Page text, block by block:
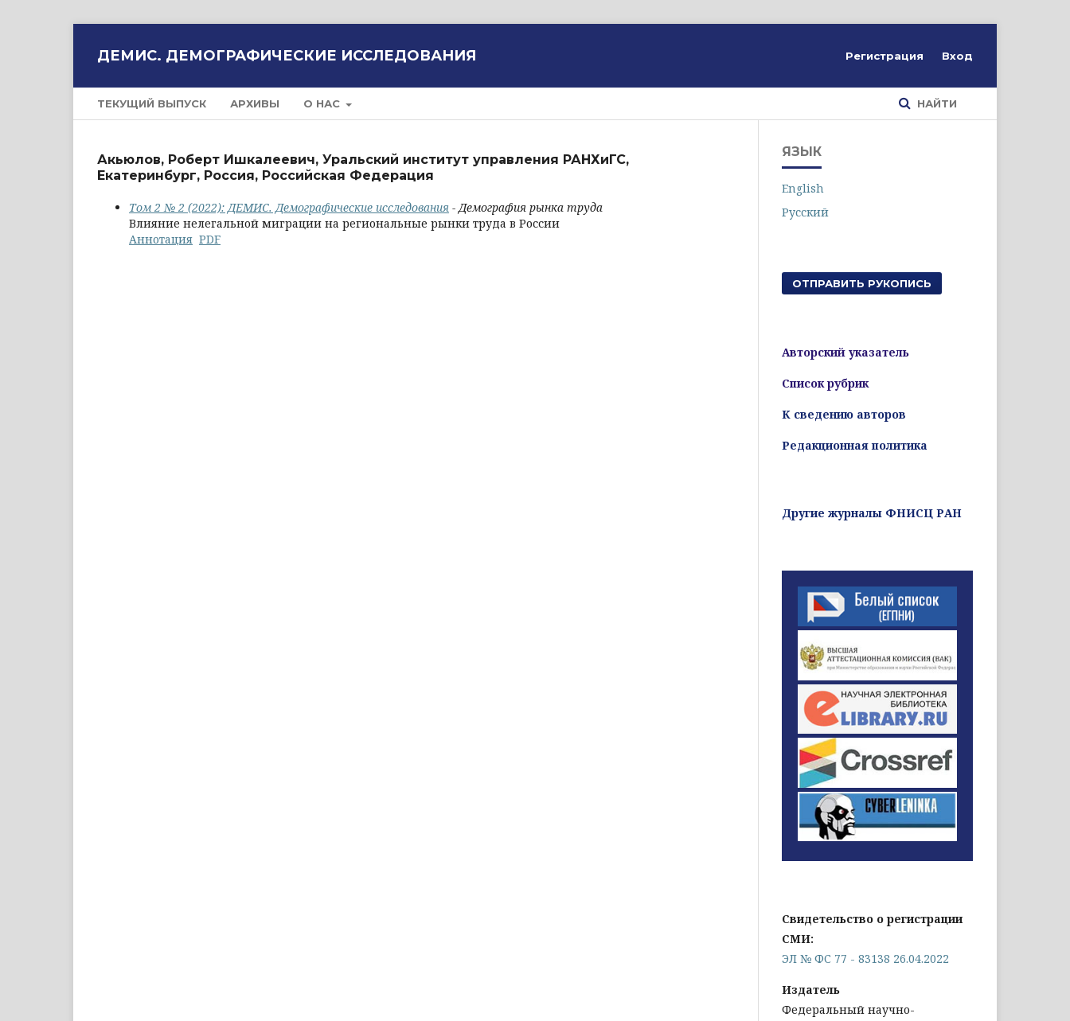
ДЕМИС. ДЕМОГРАФИЧЕСКИЕ ИССЛЕДОВАНИЯ
ТЕКУЩИЙ ВЫПУСК АРХИВЫ О НАС НАЙТИ
Регистрация Вход
Акьюлов, Роберт Ишкалеевич, Уральский институт управления РАНХиГС,
Екатеринбург, Россия, Российская Федерация
Том 2 № 2 (2022): ДЕМИС. Демографические исследования - Демография рынка труда
Влияние нелегальной миграции на региональные рынки труда в России
Аннотация PDF
ЯЗЫК
English
Русский
ОТПРАВИТЬ РУКОПИСЬ
Авторский указатель
Список рубрик
К сведению авторов
Редакционная политика
Другие журналы ФНИСЦ РАН
Свидетельство о регистрации
СМИ:
ЭЛ № ФС 77 - 83138 26.04.2022
Издатель
Федеральный научно-